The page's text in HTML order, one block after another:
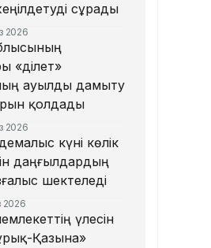
сұрады
2026
«Әділет»
ауылды дамыту
қолдады
2026
күні көлік
даңғылдардың
шектеледі
2026
үлесін
Қазына»